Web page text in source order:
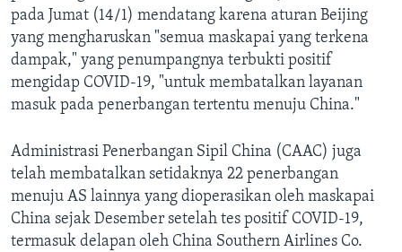
pada Jumat (14/1) mendatang karena aturan Beijing
yang mengharuskan "semua maskapai yang terkena
dampak," yang penumpangnya terbukti positif
mengidap COVID-19, "untuk membatalkan layanan
masuk pada penerbangan tertentu menuju China."
Administrasi Penerbangan Sipil China (CAAC) juga
telah membatalkan setidaknya 22 penerbangan
menuju AS lainnya yang dioperasikan oleh maskapai
China sejak Desember setelah tes positif COVID-19,
termasuk delapan oleh China Southern Airlines Co.